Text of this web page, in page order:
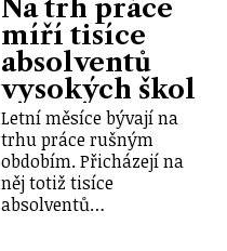
Na trh práce
míří tisíce
absolventů
vysokých škol
Letní měsíce bývají na
trhu práce rušným
obdobím. Přicházejí na
něj totiž tisíce
absolventů…